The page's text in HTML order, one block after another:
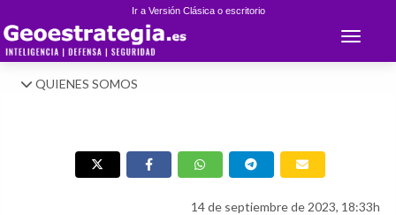
Ir a Versión Clásica o escritorio
Toggle
QUIENES SOMOS
14 de septiembre de 2023, 18:33h